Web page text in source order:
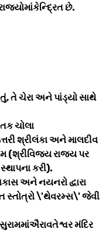
છે.
તે ચેરા અને પાંડ્યો સાથે
ચોલા
શ્રીલંકા અને માલદીવ
(શ્રીવિજય રાજ્ય પર
કરી).
અને નયનરો દ્વારા
સ્તોત્રો \'થેવરમ્સ\' જેવી
મંદિર